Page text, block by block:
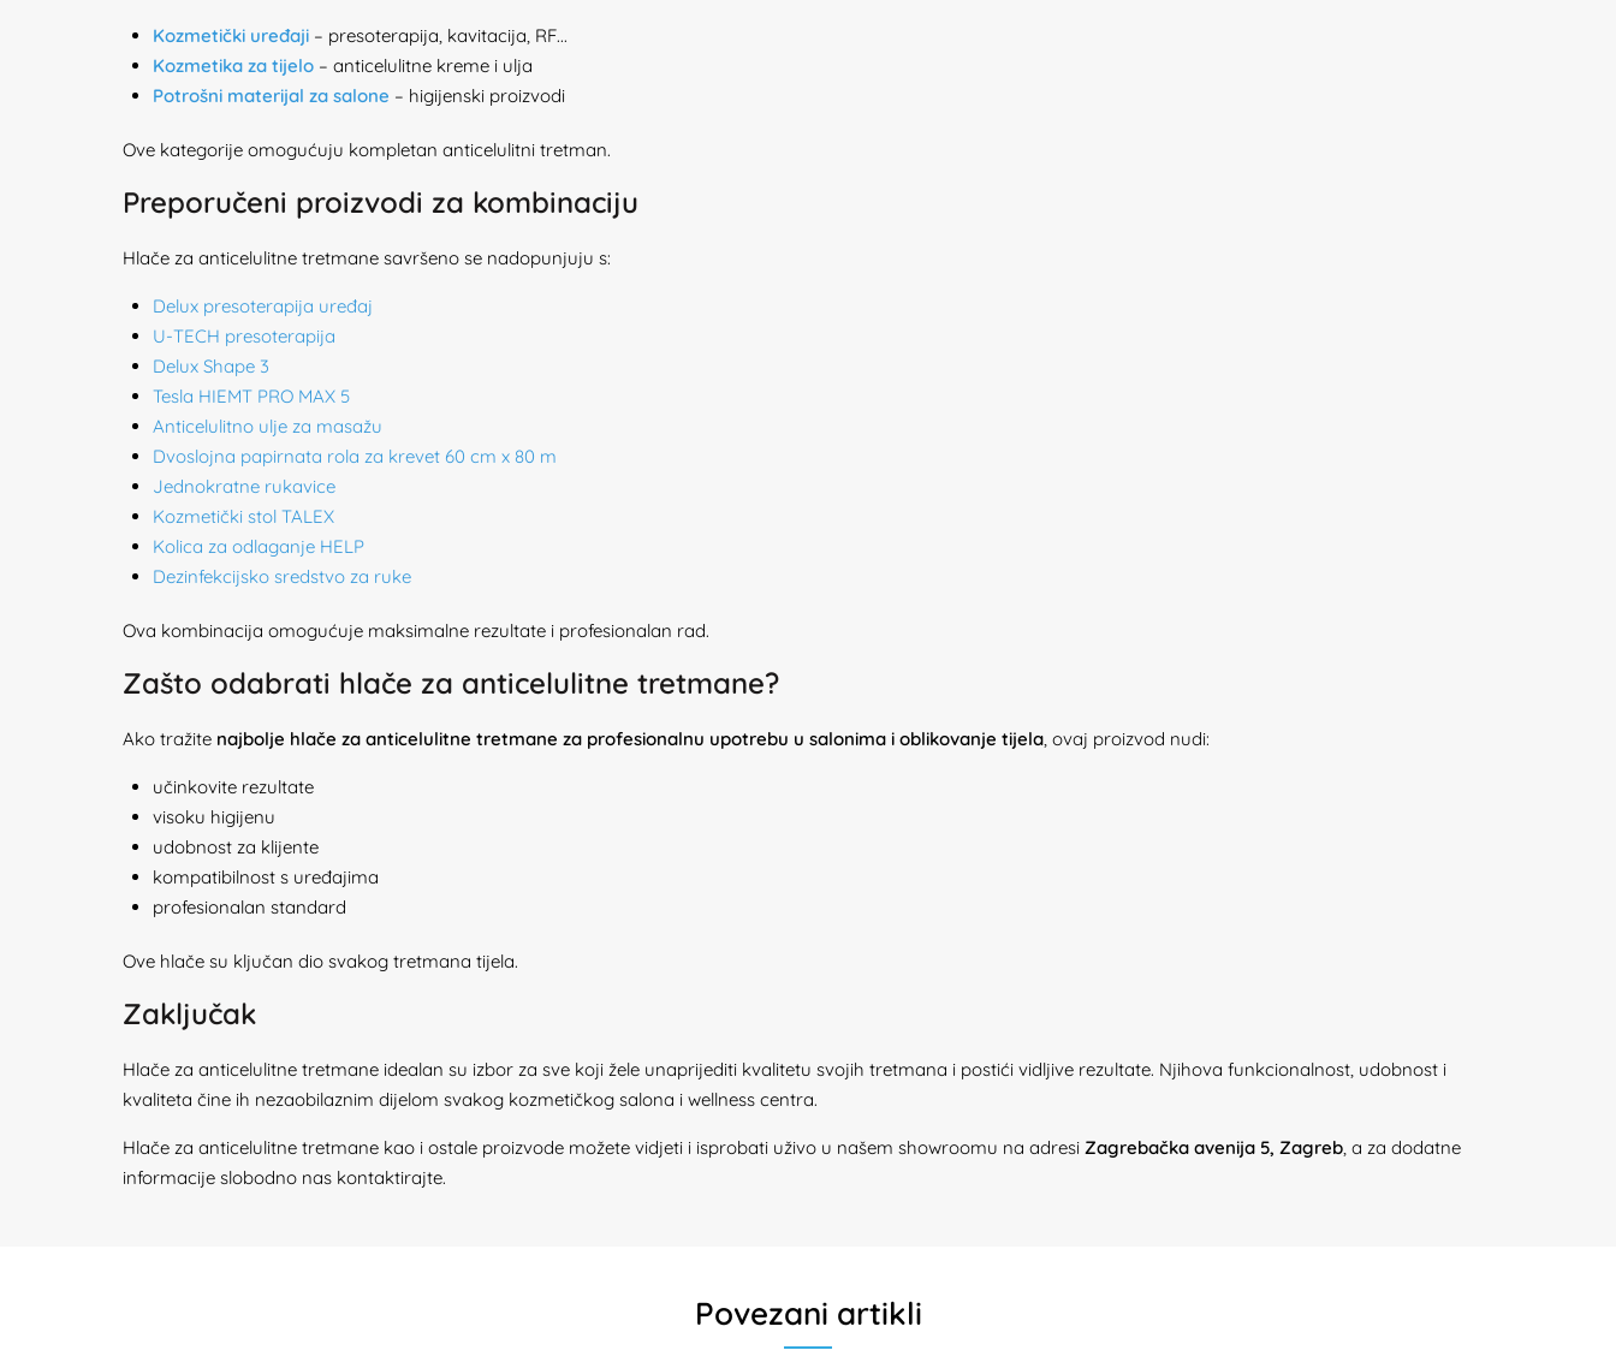
Kozmetički uređaji – presoterapija, kavitacija, RF...
Kozmetika za tijelo – anticelulitne kreme i ulja
Potrošni materijal za salone – higijenski proizvodi
Ove kategorije omogućuju kompletan anticelulitni tretman.
Preporučeni proizvodi za kombinaciju
Hlače za anticelulitne tretmane savršeno se nadopunjuju s:
Delux presoterapija uređaj
U-TECH presoterapija
Delux Shape 3
Tesla HIEMT PRO MAX 5
Anticelulitno ulje za masažu
Dvoslojna papirnata rola za krevet 60 cm x 80 m
Jednokratne rukavice
Kozmetički stol TALEX
Kolica za odlaganje HELP
Dezinfekcijsko sredstvo za ruke
Ova kombinacija omogućuje maksimalne rezultate i profesionalan rad.
Zašto odabrati hlače za anticelulitne tretmane?
Ako tražite najbolje hlače za anticelulitne tretmane za profesionalnu upotrebu u salonima i oblikovanje tijela, ovaj proizvod nudi:
učinkovite rezultate
visoku higijenu
udobnost za klijente
kompatibilnost s uređajima
profesionalan standard
Ove hlače su ključan dio svakog tretmana tijela.
Zaključak
Hlače za anticelulitne tretmane idealan su izbor za sve koji žele unaprijediti kvalitetu svojih tretmana i postići vidljive rezultate. Njihova funkcionalnost, udobnost i
kvaliteta čine ih nezaobilaznim dijelom svakog kozmetičkog salona i wellness centra.
Hlače za anticelulitne tretmane kao i ostale proizvode možete vidjeti i isprobati uživo u našem showroomu na adresi Zagrebačka avenija 5, Zagreb, a za dodatne
informacije slobodno nas kontaktirajte.
Povezani artikli